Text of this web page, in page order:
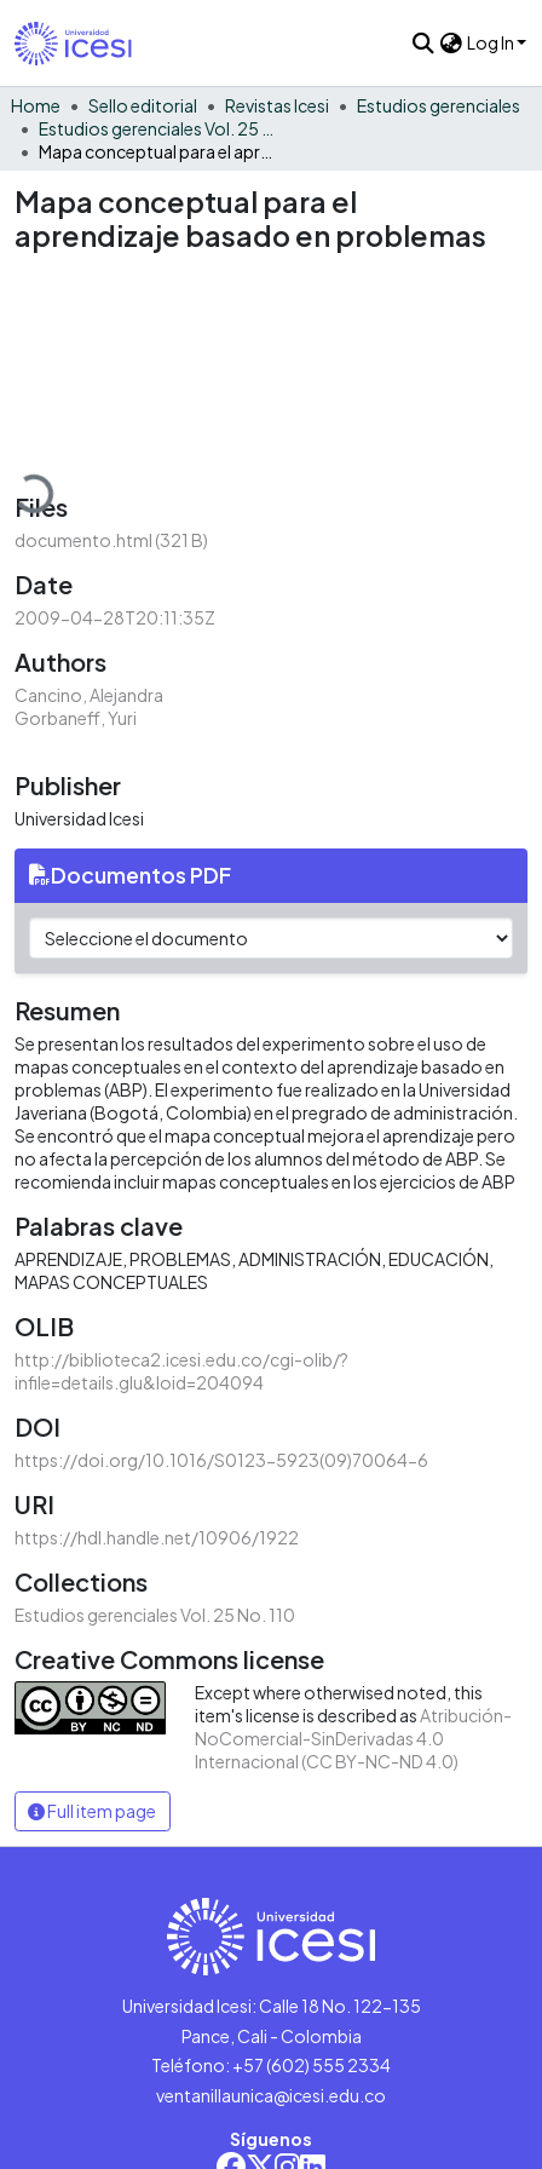
Log In
Home Sello editorial Revistas Icesi
Estudios gerenciales
Mapa conceptual para el
aprendizaje basado en problemas
Loading...
Files
documento.html (321 B)
Date
2009-04-28T20:11:35Z
Authors
Cancino, Alejandra
Gorbaneff, Yuri
Publisher
Universidad Icesi
Documentos PDF
Resumen
Se presentan los resultados del experimento sobre el uso de
mapas conceptuales en el contexto del aprendizaje basado en
problemas (ABP). El experimento fue realizado en la Universidad
Javeriana (Bogotá, Colombia) en el pregrado de administración.
Se encontró que el mapa conceptual mejora el aprendizaje pero
no afecta la percepción de los alumnos del método de ABP. Se
recomienda incluir mapas conceptuales en los ejercicios de ABP
Palabras clave
APRENDIZAJE PROBLEMAS ADMINISTRACIÓN EDUCACIÓN
MAPAS CONCEPTUALES
OLIB
http://biblioteca2.icesi.edu.co/cgi-olib/?
infile=details.glu&loid=204094
DOI
https://doi.org/10.1016/S0123-5923(09)70064-6
URI
https://hdl.handle.net/10906/1922
Collections
Estudios gerenciales Vol. 25 No. 110
Creative Commons license
Except where otherwised noted, this
item's license is described asAtribución-
NoComercial-SinDerivadas 4.0
Internacional (CC BY-NC-ND 4.0)
Full item page
Universidad Icesi: Calle 18 No. 122-135
Pance, Cali - Colombia
Teléfono: +57 (602) 555 2334
ventanillaunica@icesi.edu.co
Síguenos